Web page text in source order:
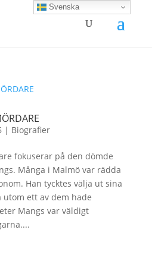
| Biografier
fokuserar på den dömde
Många i Malmö var rädda
Han tycktes välja ut sina
ett av dem hade
Mangs var väldigt
Svenska